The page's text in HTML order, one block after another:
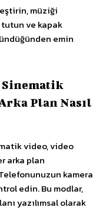
müziği
tutun ve kapak
emin
Sinematik
Plan Nasıl
video, video
arka plan
kamera
edin. Bu modlar,
yazılımsal olarak